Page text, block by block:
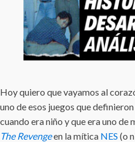
Hoy quiero que vayamos al
uno de esos juegos que
cuando era niño y que era uno de
The Revengeen la mítica NES (o